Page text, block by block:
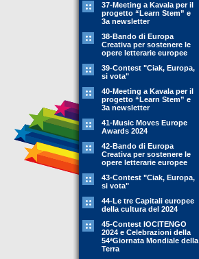
37-Meeting a Kavala per il
progetto “Learn Stem” e
3a newsletter
38-Bando di Europa
Creativa per sostenere le
opere letterarie europee
39-Contest "Ciak, Europa,
si vota"
40-Meeting a Kavala per il
progetto “Learn Stem” e
3a newsletter
41-Music Moves Europe
Awards 2024
42-Bando di Europa
Creativa per sostenere le
opere letterarie europee
43-Contest "Ciak, Europa,
si vota"
44-Le tre Capitali europee
della cultura del 2024
45-Contest IOCITENGO
2024 e Celebrazioni della
54ªGiornata Mondiale della
Terra